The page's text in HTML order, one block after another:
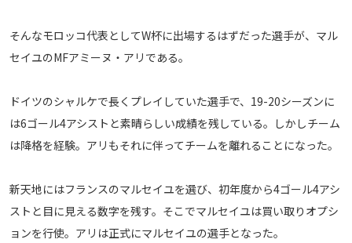
そんなモロッコ代表としてW杯に出場するはずだった選手が、マル
セイユのMFアミーヌ・アリである。
ドイツのシャルケで長くプレイしていた選手で、19-20シーズンに
は6ゴール4アシストと素晴らしい成績を残している。しかしチーム
は降格を経験。アリもそれに伴ってチームを離れることになった。
新天地にはフランスのマルセイユを選び、初年度から4ゴール4アシ
ストと目に見える数字を残す。そこでマルセイユは買い取りオプシ
ョンを行使。アリは正式にマルセイユの選手となった。